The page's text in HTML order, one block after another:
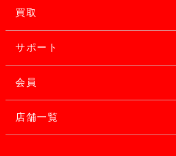
買取
サポート
会員
店舗一覧